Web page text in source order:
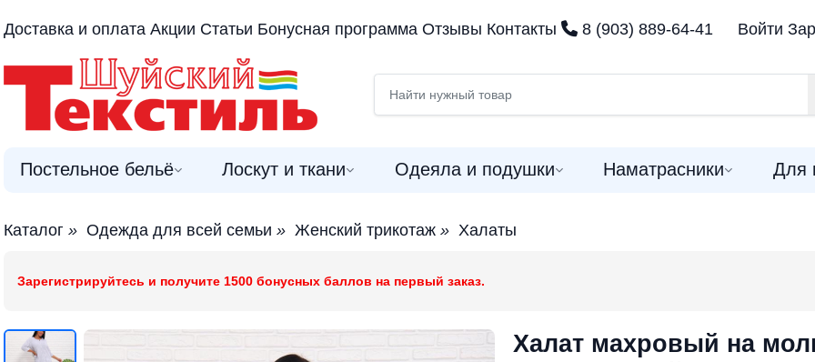
Доставка и оплата Акции Статьи Бонусная программа Отзывы Контакты 8 (903) 889-64-41 Войти
Постельное бельё Лоскут и ткани Одеяла и подушки Наматрасники Для
Каталог » Одежда для всей семьи » Женский трикотаж » Халаты
Зарегистрируйтесь и получите 1500 бонусных баллов на первый заказ.
Халат махровый на